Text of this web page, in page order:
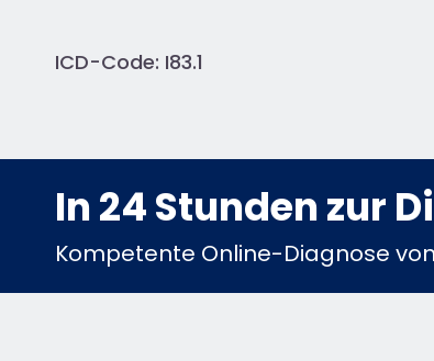
ICD-Code: I83.1
In 24 Stunden zur
Kompetente Online-Diagnose